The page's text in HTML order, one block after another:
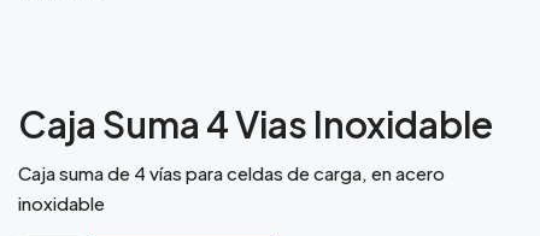
Caja Suma 4 Vias Inoxidable
Caja suma de 4 vías para celdas de carga, en acero
inoxidable